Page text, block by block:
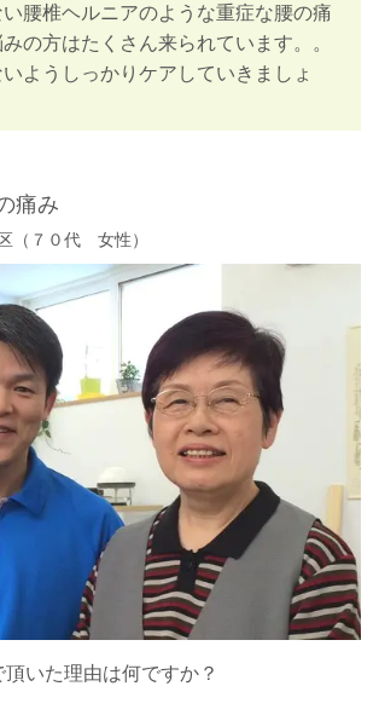
腰椎ヘルニアのような重症な腰の痛
の方はたくさん来られています。。
ようしっかりケアしていきましょ
痛み
（７０代 女性）
いた理由は何ですか？